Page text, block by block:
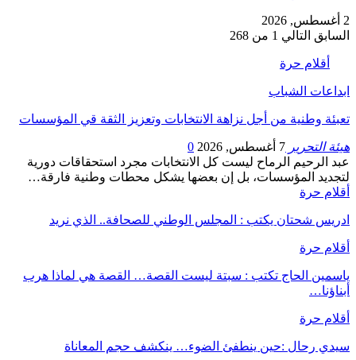
2 أغسطس, 2026
السابق التالي 1 من 268
أقلام حرة
ابداعات الشباب
تعبئة وطنية من أجل نزاهة الانتخابات وتعزيز الثقة قي المؤسسات
هيئة التحرير 7 أغسطس, 2026
0
عبد الرحيم الرماح ليست كل الانتخابات مجرد استحقاقات دورية
لتجديد المؤسسات، بل إن بعضها يشكل محطات وطنية فارقة…
أقلام حرة
ادريس شحتان يكتب : المجلس الوطني للصحافة.. الذي نريد
أقلام حرة
ياسمين الحاج تكتب : سبتة ليست القصة… القصة هي لماذا هرب
أبناؤنا…
أقلام حرة
سيدي رحال :حين ينطفئ الضوء… ينكشف حجم المعاناة